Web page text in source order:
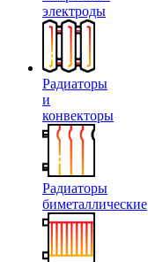
электроды
Радиаторы
и
конвекторы
Радиаторы
биметаллические